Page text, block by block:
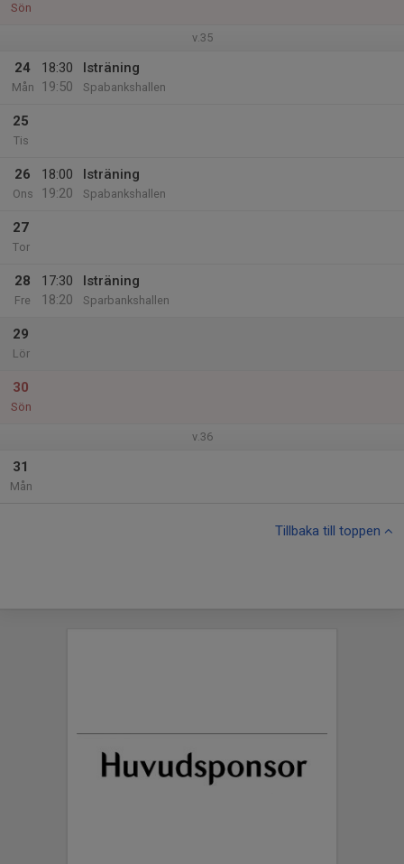
Sön
v.35
24
Mån
18:30
19:50
Isträning
Spabankshallen
25
Tis
26
Ons
18:00
19:20
Isträning
Spabankshallen
27
Tor
28
Fre
17:30
18:20
Isträning
Sparbankshallen
29
Lör
30
Sön
v.36
31
Mån
Tillbaka till toppen